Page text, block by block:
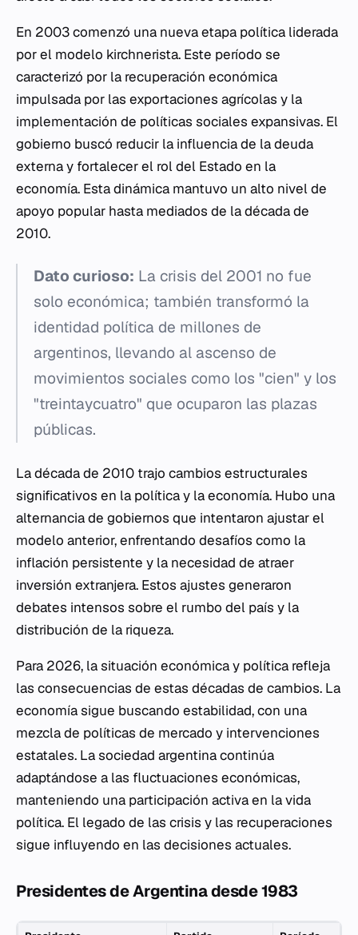
En 2003 comenzó una nueva etapa política liderada
por el modelo kirchnerista. Este período se
caracterizó por la recuperación económica
impulsada por las exportaciones agrícolas y la
implementación de políticas sociales expansivas. El
gobierno buscó reducir la influencia de la deuda
externa y fortalecer el rol del Estado en la
economía. Esta dinámica mantuvo un alto nivel de
apoyo popular hasta mediados de la década de
2010.
Dato curioso: La crisis del 2001 no fue
solo económica; también transformó la
identidad política de millones de
argentinos, llevando al ascenso de
movimientos sociales como los "cien" y los
"treintaycuatro" que ocuparon las plazas
públicas.
La década de 2010 trajo cambios estructurales
significativos en la política y la economía. Hubo una
alternancia de gobiernos que intentaron ajustar el
modelo anterior, enfrentando desafíos como la
inflación persistente y la necesidad de atraer
inversión extranjera. Estos ajustes generaron
debates intensos sobre el rumbo del país y la
distribución de la riqueza.
Para 2026, la situación económica y política refleja
las consecuencias de estas décadas de cambios. La
economía sigue buscando estabilidad, con una
mezcla de políticas de mercado y intervenciones
estatales. La sociedad argentina continúa
adaptándose a las fluctuaciones económicas,
manteniendo una participación activa en la vida
política. El legado de las crisis y las recuperaciones
sigue influyendo en las decisiones actuales.
Presidentes de Argentina desde 1983